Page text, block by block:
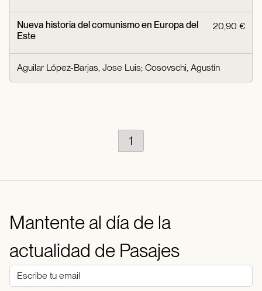
Nueva historia del comunismo en Europa del
Este
20,90 €
Aguilar López-Barjas, Jose Luis; Cosovschi, Agustín
1
Mantente al día de la
actualidad de Pasajes